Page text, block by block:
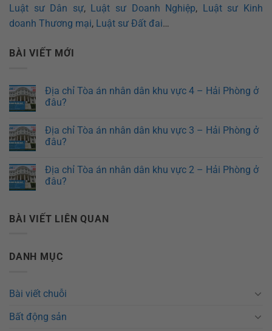
Luật sư Dân sự, Luật sư Doanh Nghiệp, Luật sư Kinh
doanh Thương mại, Luật sư Đất đai…
BÀI VIẾT MỚI
Địa chỉ Tòa án nhân dân khu vực 4 – Hải Phòng ở
đâu?
Địa chỉ Tòa án nhân dân khu vực 3 – Hải Phòng ở
đâu?
Địa chỉ Tòa án nhân dân khu vực 2 – Hải Phòng ở
đâu?
BÀI VIẾT LIÊN QUAN
DANH MỤC
Bài viết chuỗi
Bất động sản